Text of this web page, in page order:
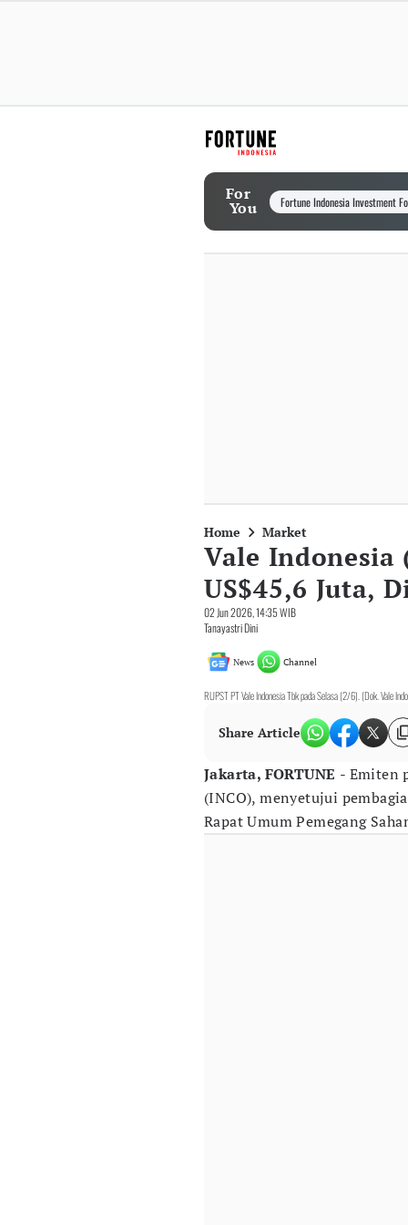
For
You Fortune Indonesia Investment
Home Market
Vale Indonesia
US$45,6 Juta,
02 Jun 2026, 14:35 WIB
Tanayastri Dini
News Channel
RUPST PT Vale Indonesia Tbk pada Selasa (2/6). (Dok. Vale
Share Article
Jakarta, FORTUNE - Emiten
(INCO), menyetujui
Rapat Umum Pemegang